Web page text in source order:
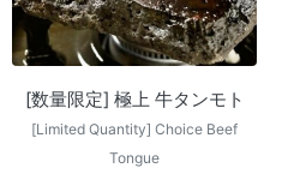
[数量限定] 極上 牛タンモト
[Limited Quantity] Choice Beef
Tongue